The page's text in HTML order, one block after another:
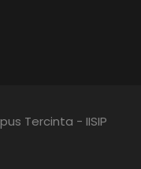
Tercinta - IISIP